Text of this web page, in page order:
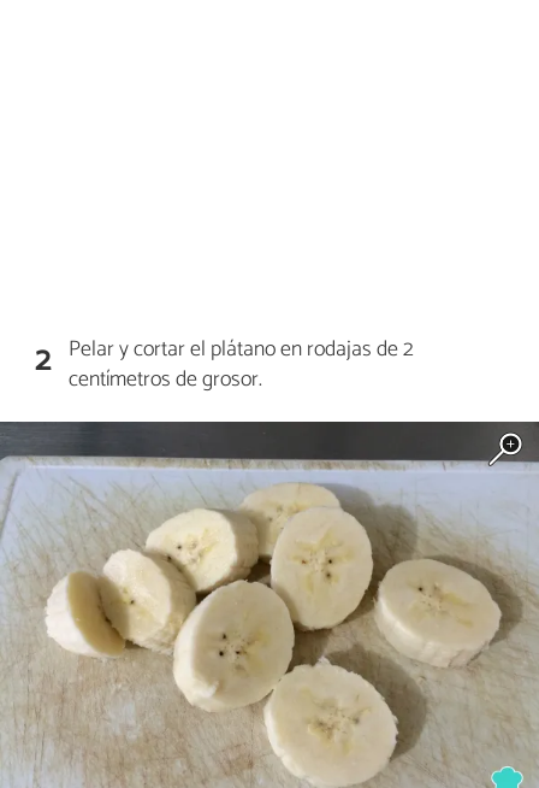
2 Pelar y cortar el plátano en rodajas de 2
centímetros de grosor.